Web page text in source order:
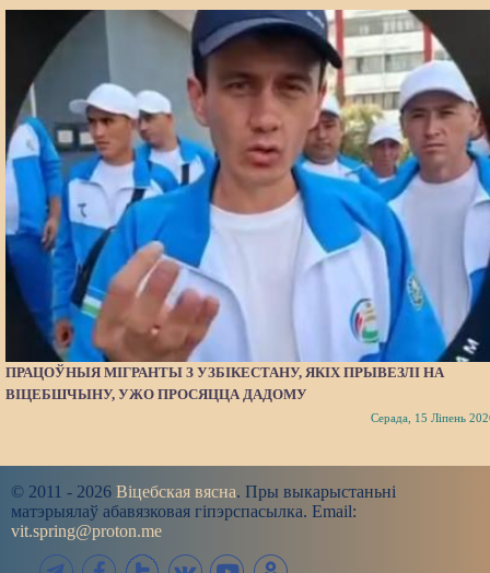
ПРАЦОЎНЫЯ МІГРАНТЫ З УЗБІКЕСТАНУ, ЯКІХ ПРЫВЕЗЛІ НА
ВІЦЕБШЧЫНУ, УЖО ПРОСЯЦЦА ДАДОМУ
Серада, 15 Ліпень
© 2011 - 2026 Віцебская вясна. Пры выкарыстаньні
матэрыялаў абавязковая гіпэрспасылка. Email:
vit.spring@proton.me